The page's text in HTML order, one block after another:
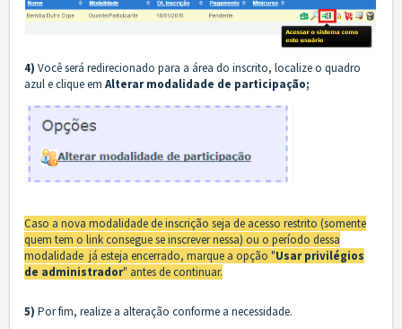
4) Você será redirecionado para a área do inscrito, localize o quadro
azul e clique em Alterar modalidade de participação;
Caso a nova modalidade de inscrição seja de acesso restrito (somente
quem tem o link consegue se inscrever nessa) ou o período dessa
modalidade já esteja encerrado, marque a opção "Usar privilégios
de administrador" antes de continuar.
5) Por fim, realize a alteração conforme a necessidade.